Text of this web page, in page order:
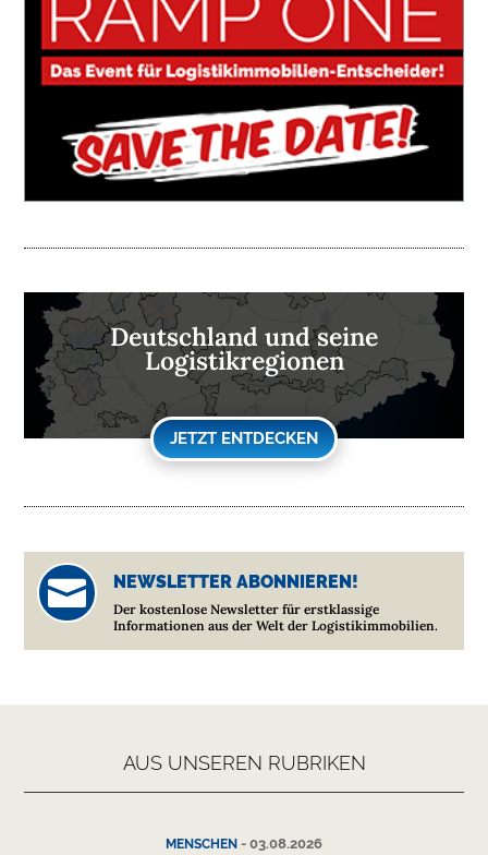
Deutschland und seine
Logistikregionen
JETZT ENTDECKEN
 NEWSLETTER ABONNIEREN!
Der kostenlose Newsletter für erstklassige
Informationen aus der Welt der Logistikimmobilien.
AUS UNSEREN RUBRIKEN
MENSCHEN - 03.08.2026